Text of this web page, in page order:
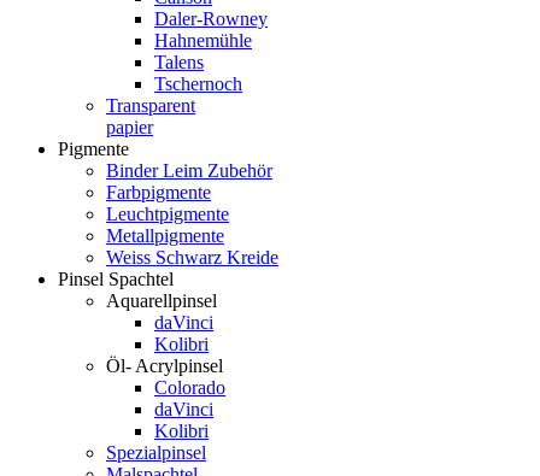
Daler-Rowney
Hahnemühle
Talens
Tschernoch
Transparent
papier
Pigmente
Binder Leim Zubehör
Farbpigmente
Leuchtpigmente
Metallpigmente
Weiss Schwarz Kreide
Pinsel Spachtel
Aquarellpinsel
daVinci
Kolibri
Öl- Acrylpinsel
Colorado
daVinci
Kolibri
Spezialpinsel